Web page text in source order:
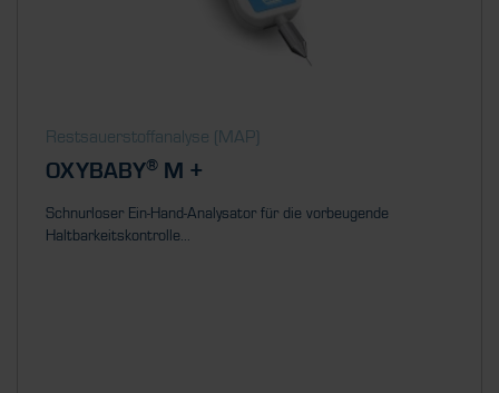
Restsauerstoff­analyse (MAP)
OXYBABY® M +
Schnurloser Ein-Hand-Analysator für die vorbeugende
Haltbarkeitskontrolle...